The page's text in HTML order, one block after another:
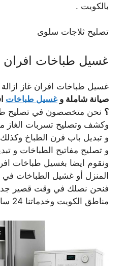
بالكويت .
تصليح ثلاجات سلوى
غسيل طباخات افران
غسيل طباخات افران غاز ازالة
صيانة شاملة وغسيل طباخات
؟ نحن متخصصون في تصليح
وكشف وتصليح تسربات الغاز
و تبديل باب فرن الطباخ
و تصليح مفاتيح الطباخات و
ونقوم ايضا بغسيل طباخات
المنزل أو غشيل الطباخات في
فنحن نصلك في وقت قصير جدا
مناطق الكويت وخدماتنا 24 ساعه تصليح ثلاجات سلوى